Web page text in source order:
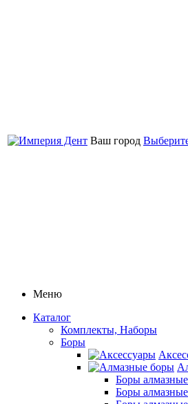
Ваш город
Меню
Каталог
Комплекты, Наборы
Боры
Боры
Боры